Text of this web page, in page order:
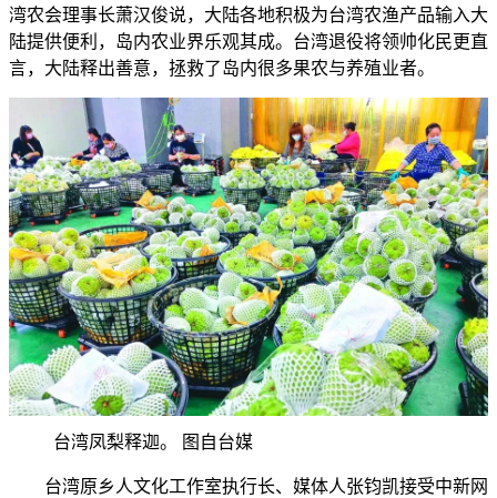
湾农会理事长萧汉俊说，大陆各地积极为台湾农渔产品输入大
陆提供便利，岛内农业界乐观其成。台湾退役将领帅化民更直
言，大陆释出善意，拯救了岛内很多果农与养殖业者。
台湾凤梨释迦。 图自台媒
台湾原乡人文化工作室执行长、媒体人张钧凯接受中新网